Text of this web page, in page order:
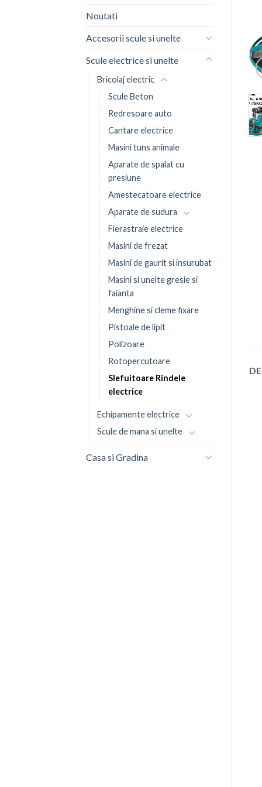
Noutati
Accesorii scule si unelte
Scule electrice si unelte
Bricolaj electric
Scule Beton
Redresoare auto
Cantare electrice
Masini tuns animale
Aparate de spalat cu
presiune
Amestecatoare electrice
Aparate de sudura
Fierastraie electrice
Masini de frezat
Masini de gaurit si insurubat
Masini si unelte gresie si
faianta
Menghine si cleme fixare
Pistoale de lipit
Polizoare
Rotopercutoare
Slefuitoare Rindele
electrice
Echipamente electrice
Scule de mana si unelte
Casa si Gradina